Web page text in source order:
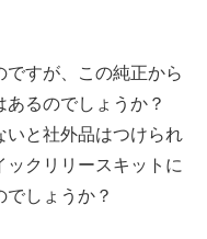
すが、この純正から
るのでしょうか？
いと社外品はつけられ
クリリースキットに
しょうか？